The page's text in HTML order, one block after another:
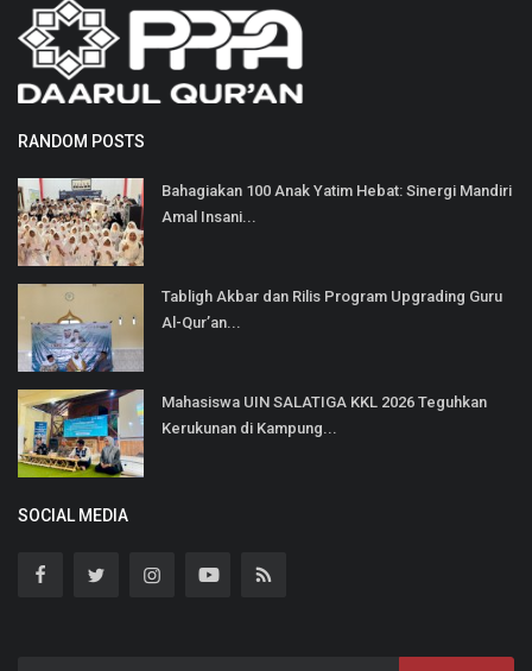
RANDOM POSTS
Bahagiakan 100 Anak Yatim Hebat: Sinergi Mandiri
Amal Insani...
Tabligh Akbar dan Rilis Program Upgrading Guru
Al-Qur’an...
Mahasiswa UIN SALATIGA KKL 2026 Teguhkan
Kerukunan di Kampung...
SOCIAL MEDIA